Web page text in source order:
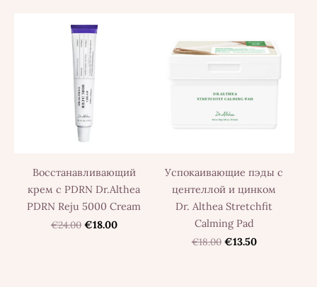
Восстанавливающий
крем с PDRN Dr.Althea
PDRN Reju 5000 Cream
€24.00 €18.00
Успокаивающие пэды с
центеллой и цинком
Dr. Althea Stretchfit
Calming Pad
€18.00 €13.50